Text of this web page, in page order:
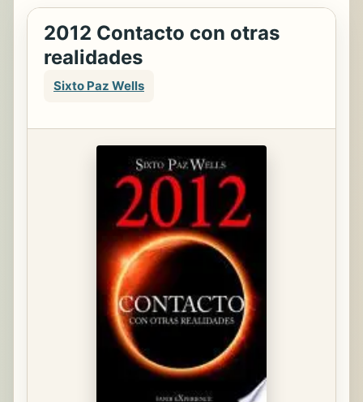
2012 Contacto con otras
realidades
Sixto Paz Wells